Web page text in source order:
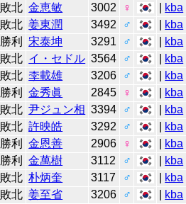
敗北 金恵敏 3002 ♀ kba
敗北 姜東潤 3492 ♂ kba
勝利 宋泰坤 3291 ♂ kba
敗北 イ・セドル 3564 ♂ kba
敗北 李載雄 3206 ♂ kba
勝利 金秀眞 2845 ♀ kba
敗北 尹ジュン相 3394 ♂ kba
敗北 許映皓 3292 ♂ kba
勝利 金恩善 2906 ♀ kba
勝利 金萬樹 3112 ♂ kba
敗北 朴炳奎 3117 ♂ kba
敗北 姜至省 3206 ♂ kba